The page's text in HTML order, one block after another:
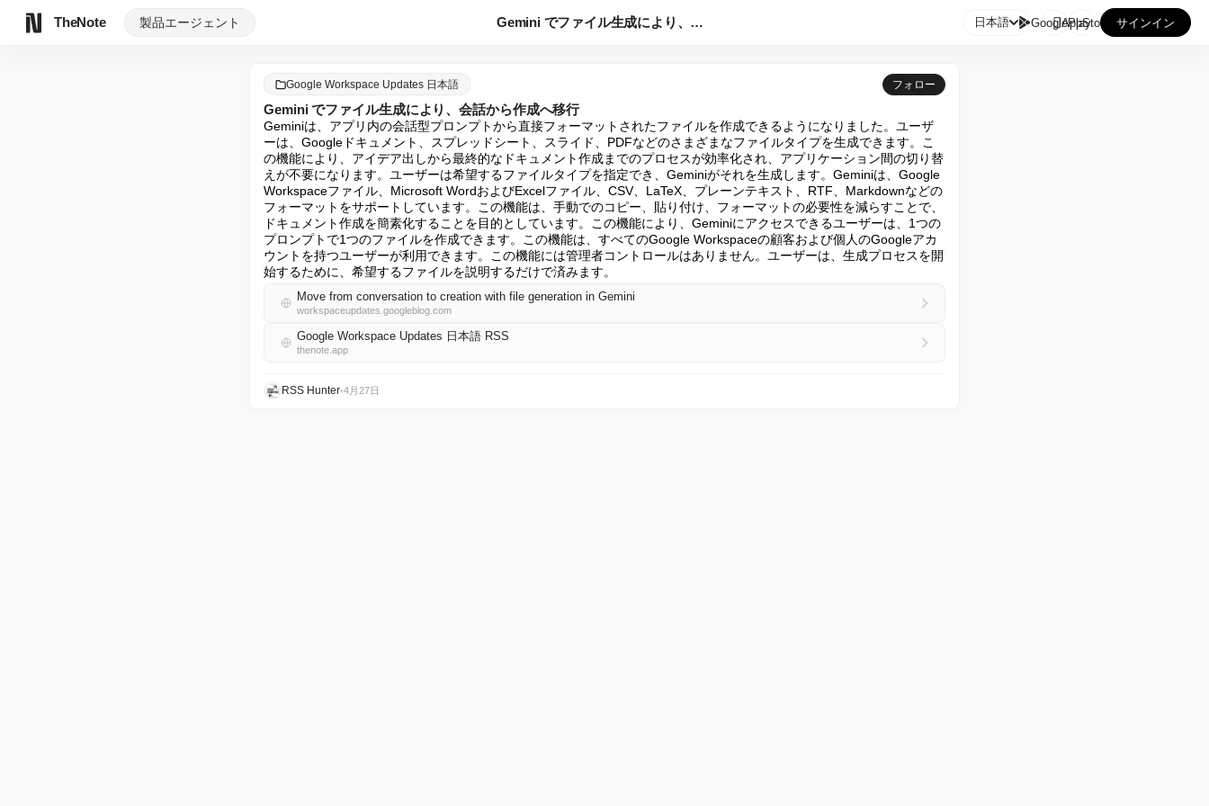
TheNote 製品エージェント Gemini でファイル生成により、会話から作成へ移行 日本語 GooglePlay
AppStore サインイン
Google Workspace Updates 日本語 フォロー
Gemini でファイル生成により、会話から作成へ移行
Geminiは、アプリ内の会話型プロンプトから直接フォーマットされたファイルを作成できるようになりました。ユーザ
ーは、Googleドキュメント、スプレッドシート、スライド、PDFなどのさまざまなファイルタイプを生成できます。こ
の機能により、アイデア出しから最終的なドキュメント作成までのプロセスが効率化され、アプリケーション間の切り替
えが不要になります。ユーザーは希望するファイルタイプを指定でき、Geminiがそれを生成します。Geminiは、Google
Workspaceファイル、Microsoft WordおよびExcelファイル、CSV、LaTeX、プレーンテキスト、RTF、Markdownなどの
フォーマットをサポートしています。この機能は、手動でのコピー、貼り付け、フォーマットの必要性を減らすことで、
ドキュメント作成を簡素化することを目的としています。この機能により、Geminiにアクセスできるユーザーは、1つの
プロンプトで1つのファイルを作成できます。この機能は、すべてのGoogle Workspaceの顧客および個人のGoogleアカ
ウントを持つユーザーが利用できます。この機能には管理者コントロールはありません。ユーザーは、生成プロセスを開
始するために、希望するファイルを説明するだけで済みます。
Move from conversation to creation with file generation in Gemini
workspaceupdates.googleblog.com
Google Workspace Updates 日本語 RSS
thenote.app
RSS Hunter•4月27日